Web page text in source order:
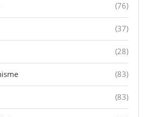
(76)
(37)
(28)
(83)
(83)